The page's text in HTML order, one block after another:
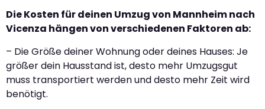
Die Kosten für deinen Umzug von Mannheim nach
Vicenza hängen von verschiedenen Faktoren ab:
– Die Größe deiner Wohnung oder deines Hauses: Je
größer dein Hausstand ist, desto mehr Umzugsgut
muss transportiert werden und desto mehr Zeit wird
benötigt.